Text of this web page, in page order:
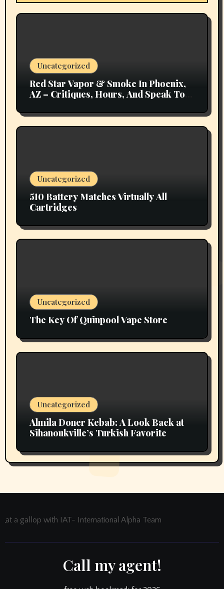
Uncategorized
Red Star Vapor & Smoke In Phoenix,
AZ – Critiques, Hours, And Speak To
Uncategorized
510 Battery Matches Virtually All
Cartridges
Uncategorized
The Key Of Quinpool Vape Store
Uncategorized
Almila Doner Kebab: A Look Back at
Sihanoukville’s Turkish Favorite
at a gallop with IAT- International Alpha Team
Call my agent!